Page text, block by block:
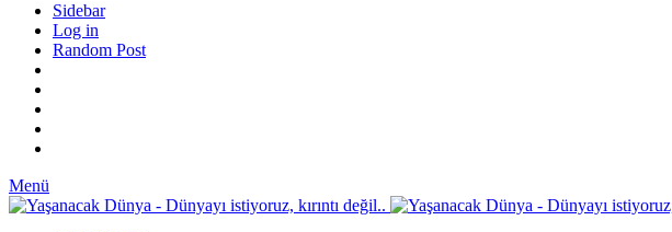
Sidebar
Log in
Random Post
Menü